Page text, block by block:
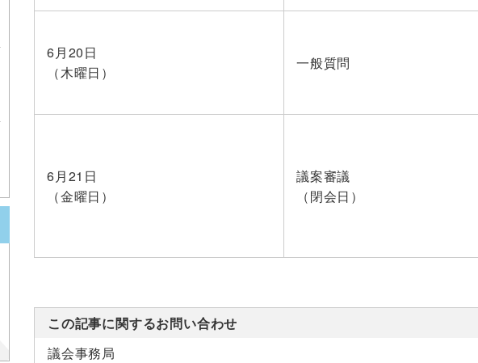
6月20日
（木曜日）
一般質問
6月21日
（金曜日）
議案審議
（閉会日）
この記事に関するお問い合わせ
議会事務局